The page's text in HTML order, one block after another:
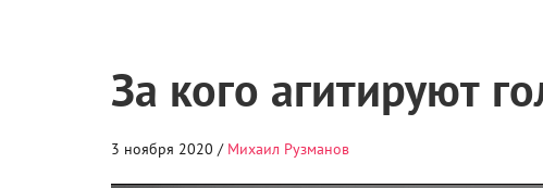
За кого агитируют
3 ноября 2020 / Михаил Рузманов